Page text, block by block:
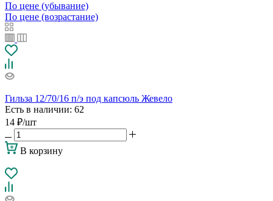
По цене (убывание)
По цене (возрастание)
Гильза 12/70/16 п/э под капсюль Жевело
Есть в наличии: 62
14 ₽/шт
В корзину